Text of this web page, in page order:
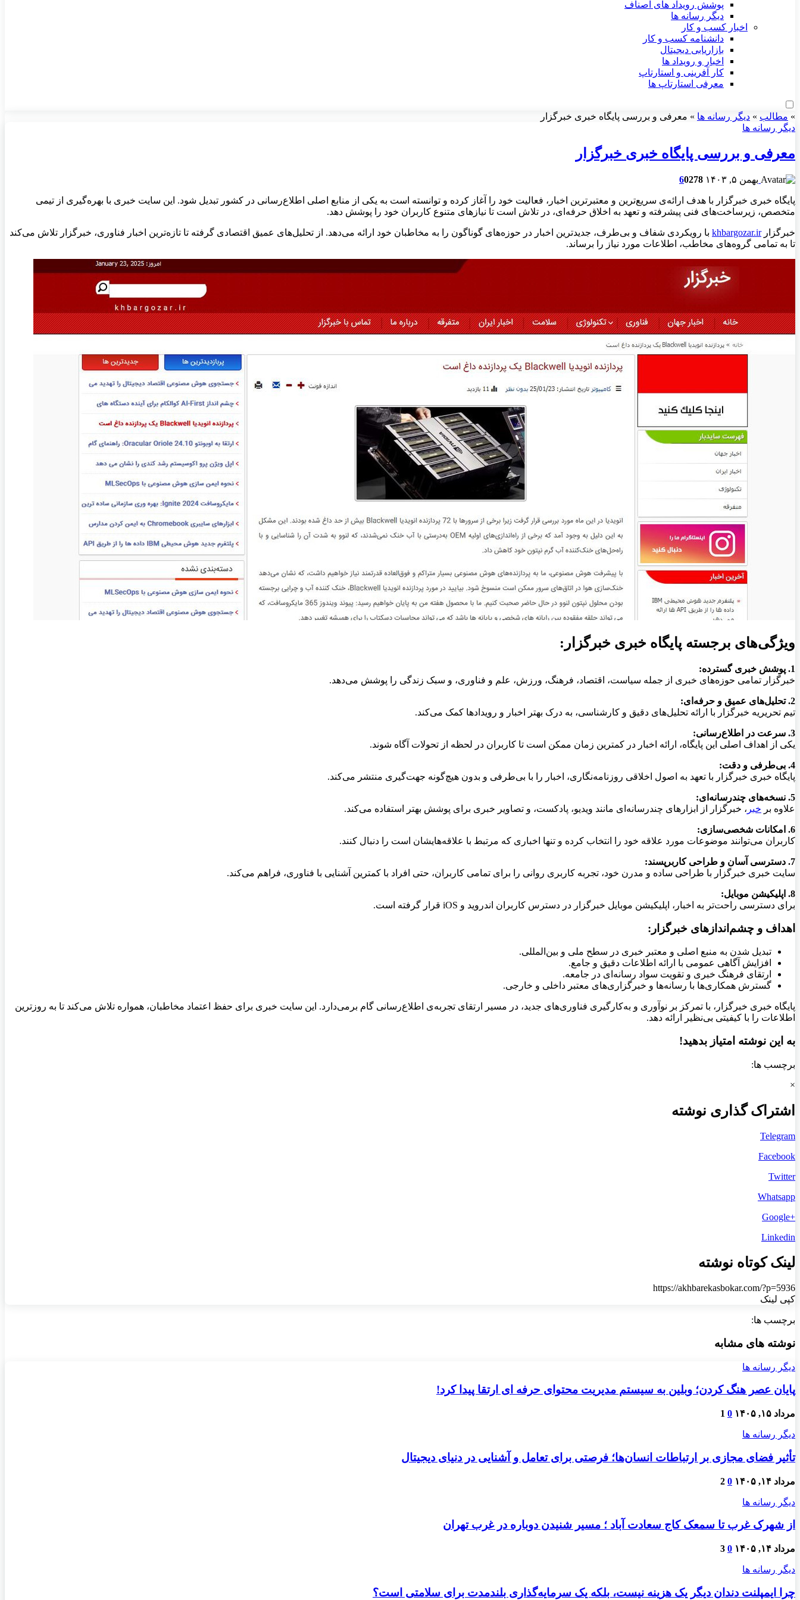
پوشش رویداد های اصناف
دیگر رسانه ها
اخبار کسب و کار
دانشنامه کسب و کار
بازاریابی دیجیتال
اخبار و رویداد ها
کار آفرینی و استارتاپ
معرفی استارتاپ ها
» مطالب » دیگر رسانه ها » معرفی و بررسی پایگاه خبری خبرگزار
دیگر رسانه ها
معرفی و بررسی پایگاه خبری خبرگزار
بهمن ۵, ۱۴۰۳ 60278
پایگاه خبری خبرگزار با هدف ارائه‌ی سریع‌ترین و معتبرترین اخبار، فعالیت خود را آغاز کرده و توانسته است به یکی از منابع اصلی اطلاع‌رسانی در کشور تبدیل شود. این سایت خبری با بهره‌گیری از تیمی
متخصص، زیرساخت‌های فنی پیشرفته و تعهد به اخلاق حرفه‌ای، در تلاش است تا نیازهای متنوع کاربران خود را پوشش دهد.
خبرگزارkhbargozar.ir با رویکردی شفاف و بی‌طرف، جدیدترین اخبار در حوزه‌های گوناگون را به مخاطبان خود ارائه می‌دهد. از تحلیل‌های عمیق اقتصادی گرفته تا تازه‌ترین اخبار فناوری، خبرگزار تلاش می‌کند
تا به تمامی گروه‌های مخاطب، اطلاعات مورد نیاز را برساند.
ویژگی‌های برجسته پایگاه خبری خبرگزار:
1. پوشش خبری گسترده:
خبرگزار تمامی حوزه‌های خبری از جمله سیاست، اقتصاد، فرهنگ، ورزش، علم و فناوری، و سبک زندگی را پوشش می‌دهد.
2. تحلیل‌های عمیق و حرفه‌ای:
تیم تحریریه خبرگزار با ارائه تحلیل‌های دقیق و کارشناسی، به درک بهتر اخبار و رویدادها کمک می‌کند.
3. سرعت در اطلاع‌رسانی:
یکی از اهداف اصلی این پایگاه، ارائه اخبار در کمترین زمان ممکن است تا کاربران در لحظه از تحولات آگاه شوند.
4. بی‌طرفی و دقت:
پایگاه خبری خبرگزار با تعهد به اصول اخلاقی روزنامه‌نگاری، اخبار را با بی‌طرفی و بدون هیچ‌گونه جهت‌گیری منتشر می‌کند.
5. نسخه‌های چندرسانه‌ای:
علاوه بر خبر ، خبرگزار از ابزارهای چندرسانه‌ای مانند ویدیو، پادکست، و تصاویر خبری برای پوشش بهتر استفاده می‌کند.
6. امکانات شخصی‌سازی:
کاربران می‌توانند موضوعات مورد علاقه خود را انتخاب کرده و تنها اخباری که مرتبط با علاقه‌هایشان است را دنبال کنند.
7. دسترسی آسان و طراحی کاربرپسند:
سایت خبری خبرگزار با طراحی ساده و مدرن خود، تجربه کاربری روانی را برای تمامی کاربران، حتی افراد با کمترین آشنایی با فناوری، فراهم می‌کند.
8. اپلیکیشن موبایل:
برای دسترسی راحت‌تر به اخبار، اپلیکیشن موبایل خبرگزار در دسترس کاربران اندروید و iOS قرار گرفته است.
اهداف و چشم‌اندازهای خبرگزار:
تبدیل شدن به منبع اصلی و معتبر خبری در سطح ملی و بین‌المللی.
افزایش آگاهی عمومی با ارائه اطلاعات دقیق و جامع.
ارتقای فرهنگ خبری و تقویت سواد رسانه‌ای در جامعه.
گسترش همکاری‌ها با رسانه‌ها و خبرگزاری‌های معتبر داخلی و خارجی.
پایگاه خبری خبرگزار، با تمرکز بر نوآوری و به‌کارگیری فناوری‌های جدید، در مسیر ارتقای تجربه‌ی اطلاع‌رسانی گام برمی‌دارد. این سایت خبری برای حفظ اعتماد مخاطبان، همواره تلاش می‌کند تا به روزترین
اطلاعات را با کیفیتی بی‌نظیر ارائه دهد.
به این نوشته امتیاز بدهید!
برچسب ها:
×
اشتراک گذاری نوشته
Telegram
Facebook
Twitter
Whatsapp
+Google
Linkedin
لینک کوتاه نوشته
https://akhbarekasbokar.com/?p=5936
کپی لینک
برچسب ها:
نوشته های مشابه
دیگر رسانه ها
پایان عصر هنگ کردن؛ وبلین به سیستم مدیریت محتوای حرفه ای ارتقا پیدا کرد!
مرداد ۱۵, ۱۴۰۵ 0
1
دیگر رسانه ها
تأثیر فضای مجازی بر ارتباطات انسان‌ها؛ فرصتی برای تعامل و آشنایی در دنیای دیجیتال
مرداد ۱۴, ۱۴۰۵ 0
2
دیگر رسانه ها
از شهرک غرب تا سمعک کاج سعادت آباد ؛ مسیر شنیدن دوباره در غرب تهران
مرداد ۱۴, ۱۴۰۵ 0
3
دیگر رسانه ها
چرا ایمپلنت دندان دیگر یک هزینه نیست، بلکه یک سرمایه‌گذاری بلندمدت برای سلامتی است؟